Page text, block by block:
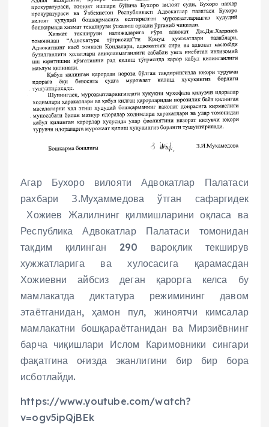
Агар Бухоро вилояти Адвокатлар Палатаси
рахбари З.Муҳаммедова ўтган сафаргидек
Хожиев Жалилнинг қилмишларини оқласа ва
Республика Адвокатлар Палатаси томонидан
тақдим қилинган 290 вароқлик текширув
хужжатларига ва хулосасига қарамасдан
Хожиевни айбсиз деган қарорга келса бу
мамлакатда диктатура режимининг давом
этаётганидан, ҳамон пул, жиноятчи кимсалар
мамлакатни бошқараётганидан ва Мирзиёвнинг
барча чиқишлари Ислом Каримовники сингари
фақатгина оғизда эканлигини бир бир бора
исботлайди.
https://www.youtube.com/watch?
v=ogv5ipQjBEk